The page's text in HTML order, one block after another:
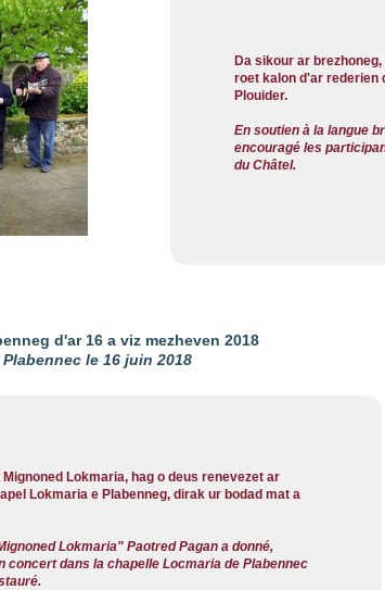
Da sikour ar
roet kalon d'ar rederien
Plouider.
En soutien à la langue
encouragé les
du Châtel.
d'ar 16 a viz mezheven 2018
le 16 juin 2018
Lokmaria, hag o deus renevezet ar
Lokmaria e Plabenneg, dirak ur bodad mat a
Lokmaria" Paotred Pagan a donné,
concert dans la chapelle Locmaria de Plabennec